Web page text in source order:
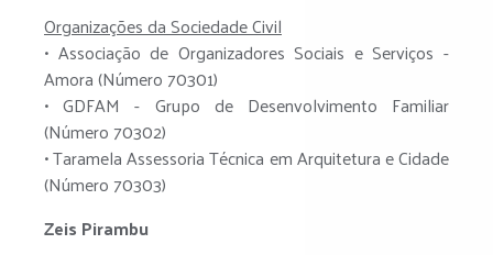
Organizações da Sociedade Civil
• Associação de Organizadores Sociais e Serviços -
Amora (Número 70301)
• GDFAM - Grupo de Desenvolvimento Familiar
(Número 70302)
• Taramela Assessoria Técnica em Arquitetura e Cidade
(Número 70303)
Zeis Pirambu